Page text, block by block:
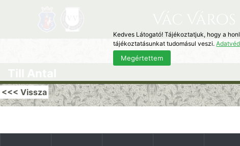
<<< Vissza
Kedves Látogató! Tájékoztatjuk, hogy a
tájékoztatásunkat tudomásul veszi.
Megértettem